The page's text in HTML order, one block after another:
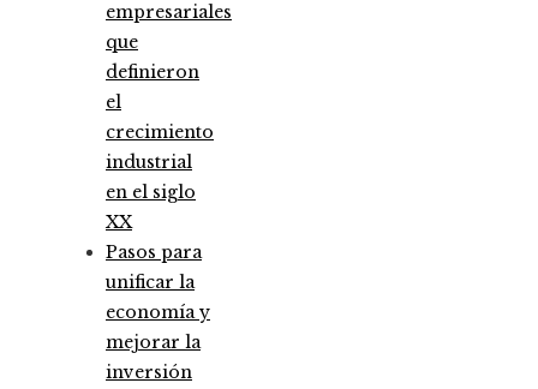
empresariales
que
definieron
el
crecimiento
industrial
en el siglo
XX
Pasos para
unificar la
economía y
mejorar la
inversión